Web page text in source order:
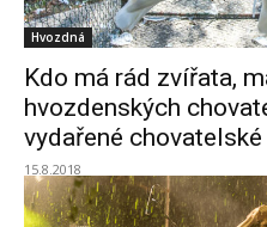
Hvozdná
Kdo má rád zvířata,
hvozdenských
vydařené
15.8.2018